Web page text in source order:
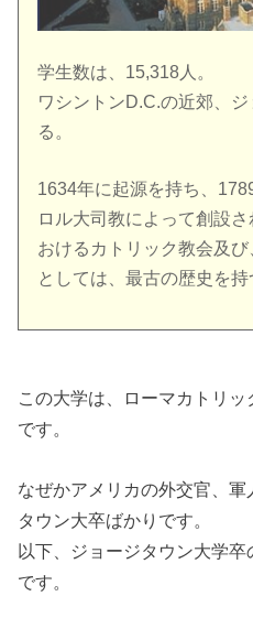
学生数は、15,318人。
ワシントンD.C.の近郊、
る。
1634年に起源を持ち、
ロル大司教によって創設
おけるカトリック教会及
としては、最古の歴史を持
この大学は、ローマカトリ
です。
なぜかアメリカの外交官、
タウン大卒ばかりです。
以下、ジョージタウン大学卒
です。